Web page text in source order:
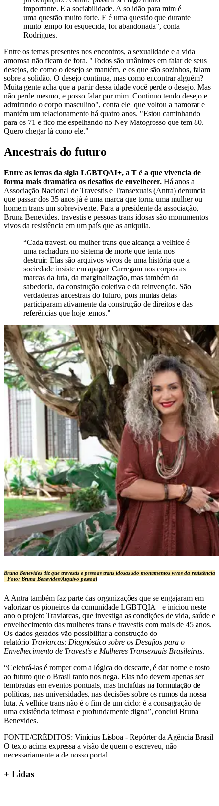
importante. E a sociabilidade. A solidão para mim é
uma questão muito forte. E é uma questão que durante
muito tempo foi esquecida, foi abandonada”, conta
Rodrigues.
Entre os temas presentes nos encontros, a sexualidade e a vida
amorosa não ficam de fora. "Todos são unânimes em falar de seus
desejos, de como o desejo se mantém, e os que são sozinhos, falam
sobre a solidão. O desejo continua, mas como encontrar alguém?
Muita gente acha que a partir dessa idade você perde o desejo. Mas
não perde mesmo, e posso falar por mim. Continuo tendo desejo e
admirando o corpo masculino", conta ele, que voltou a namorar e
mantém um relacionamento há quatro anos. "Estou caminhando
para os 71 e fico me espelhando no Ney Matogrosso que tem 80.
Quero chegar lá como ele."
Ancestrais do futuro
Entre as letras da sigla LGBTQAI+, a T é a que vivencia de
forma mais dramática os desafios de envelhecer. Há anos a
Associação Nacional de Travestis e Transexuais (Antra) denuncia
que passar dos 35 anos já é uma marca que torna uma mulher ou
homem trans um sobrevivente. Para a presidente da associação,
Bruna Benevides, travestis e pessoas trans idosas são monumentos
vivos da resistência em um país que as aniquila.
“Cada travesti ou mulher trans que alcança a velhice é
uma rachadura no sistema de morte que tenta nos
destruir. Elas são arquivos vivos de uma história que a
sociedade insiste em apagar. Carregam nos corpos as
marcas da luta, da marginalização, mas também da
sabedoria, da construção coletiva e da reinvenção. São
verdadeiras ancestrais do futuro, pois muitas delas
participaram ativamente da construção de direitos e das
referências que hoje temos.”
Bruna Benevides diz que travestis e pessoas trans idosas são monumentos vivos da resistência
- Foto: Bruna Benevides/Arquivo pessoal
A Antra também faz parte das organizações que se engajaram em
valorizar os pioneiros da comunidade LGBTQIA+ e iniciou neste
ano o projeto Traviarcas, que investiga as condições de vida, saúde e
envelhecimento das mulheres trans e travestis com mais de 45 anos.
Os dados gerados vão possibilitar a construção do
relatório Traviarcas: Diagnóstico sobre os Desafios para o
Envelhecimento de Travestis e Mulheres Transexuais Brasileiras.
“Celebrá-las é romper com a lógica do descarte, é dar nome e rosto
ao futuro que o Brasil tanto nos nega. Elas não devem apenas ser
lembradas em eventos pontuais, mas incluídas na formulação de
políticas, nas universidades, nas decisões sobre os rumos da nossa
luta. A velhice trans não é o fim de um ciclo: é a consagração de
uma existência teimosa e profundamente digna”, conclui Bruna
Benevides.
FONTE/CRÉDITOS: Vinícius Lisboa - Repórter da Agência Brasil
O texto acima expressa a visão de quem o escreveu, não
necessariamente a de nosso portal.
+ Lidas